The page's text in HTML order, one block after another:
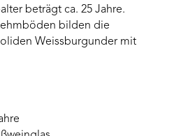
beträgt ca. 25 Jahre.
bilden die
Weissburgunder mit